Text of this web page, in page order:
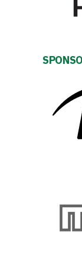
Regulaminy